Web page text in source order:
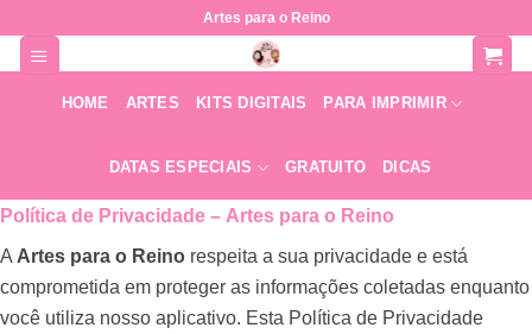
content
Artes para o Reino
HOME ARTES KITS DIGITAIS PARA IMPRIMIR
DATAS ESPECIAIS GRATUITO DICAS
Política de Privacidade – Artes para o Reino
A Artes para o Reino respeita a sua privacidade e está
comprometida em proteger as informações coletadas enquanto
você utiliza nosso aplicativo. Esta Política de Privacidade